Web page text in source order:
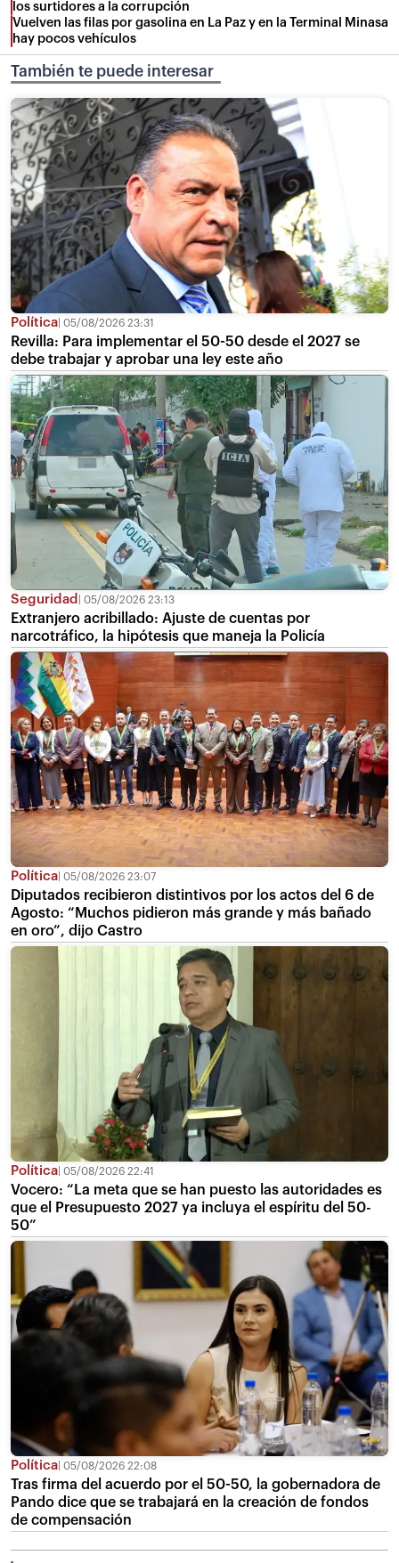
los surtidores a la corrupción
Vuelven las filas por gasolina en La Paz y en la Terminal Minasa
hay pocos vehículos
También te puede interesar
Política 05/08/2026 23:31
Revilla: Para implementar el 50-50 desde el 2027 se
debe trabajar y aprobar una ley este año
Seguridad 05/08/2026 23:13
Extranjero acribillado: Ajuste de cuentas por
narcotráfico, la hipótesis que maneja la Policía
Política 05/08/2026 23:07
Diputados recibieron distintivos por los actos del 6 de
Agosto: “Muchos pidieron más grande y más bañado
en oro”, dijo Castro
Política 05/08/2026 22:41
Vocero: “La meta que se han puesto las autoridades es
que el Presupuesto 2027 ya incluya el espíritu del 50-
50”
Política 05/08/2026 22:08
Tras firma del acuerdo por el 50-50, la gobernadora de
Pando dice que se trabajará en la creación de fondos
de compensación